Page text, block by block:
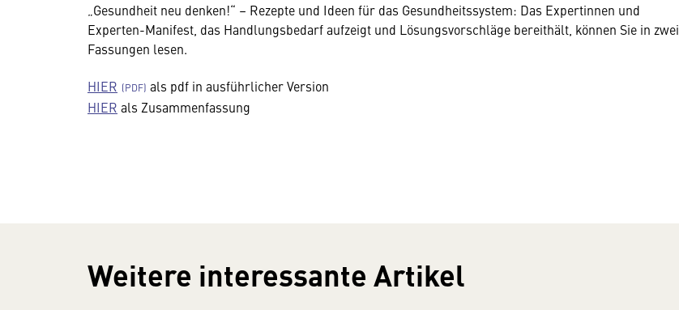
„Gesundheit neu denken!“ – Rezepte und Ideen für das Gesundheitssystem: Das Expertinnen und
Experten-Manifest, das Handlungsbedarf aufzeigt und Lösungsvorschläge bereithält, können Sie in zwei
Fassungen lesen.
HIER
als pdf in ausführlicher Version
HIER als Zusammenfassung
Weitere interessante Artikel